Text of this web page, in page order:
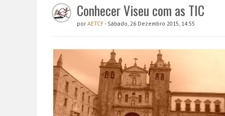
Conhecer Viseu com as TIC
por AETCF- Sábado, 26 Dezembro 2015, 14:55